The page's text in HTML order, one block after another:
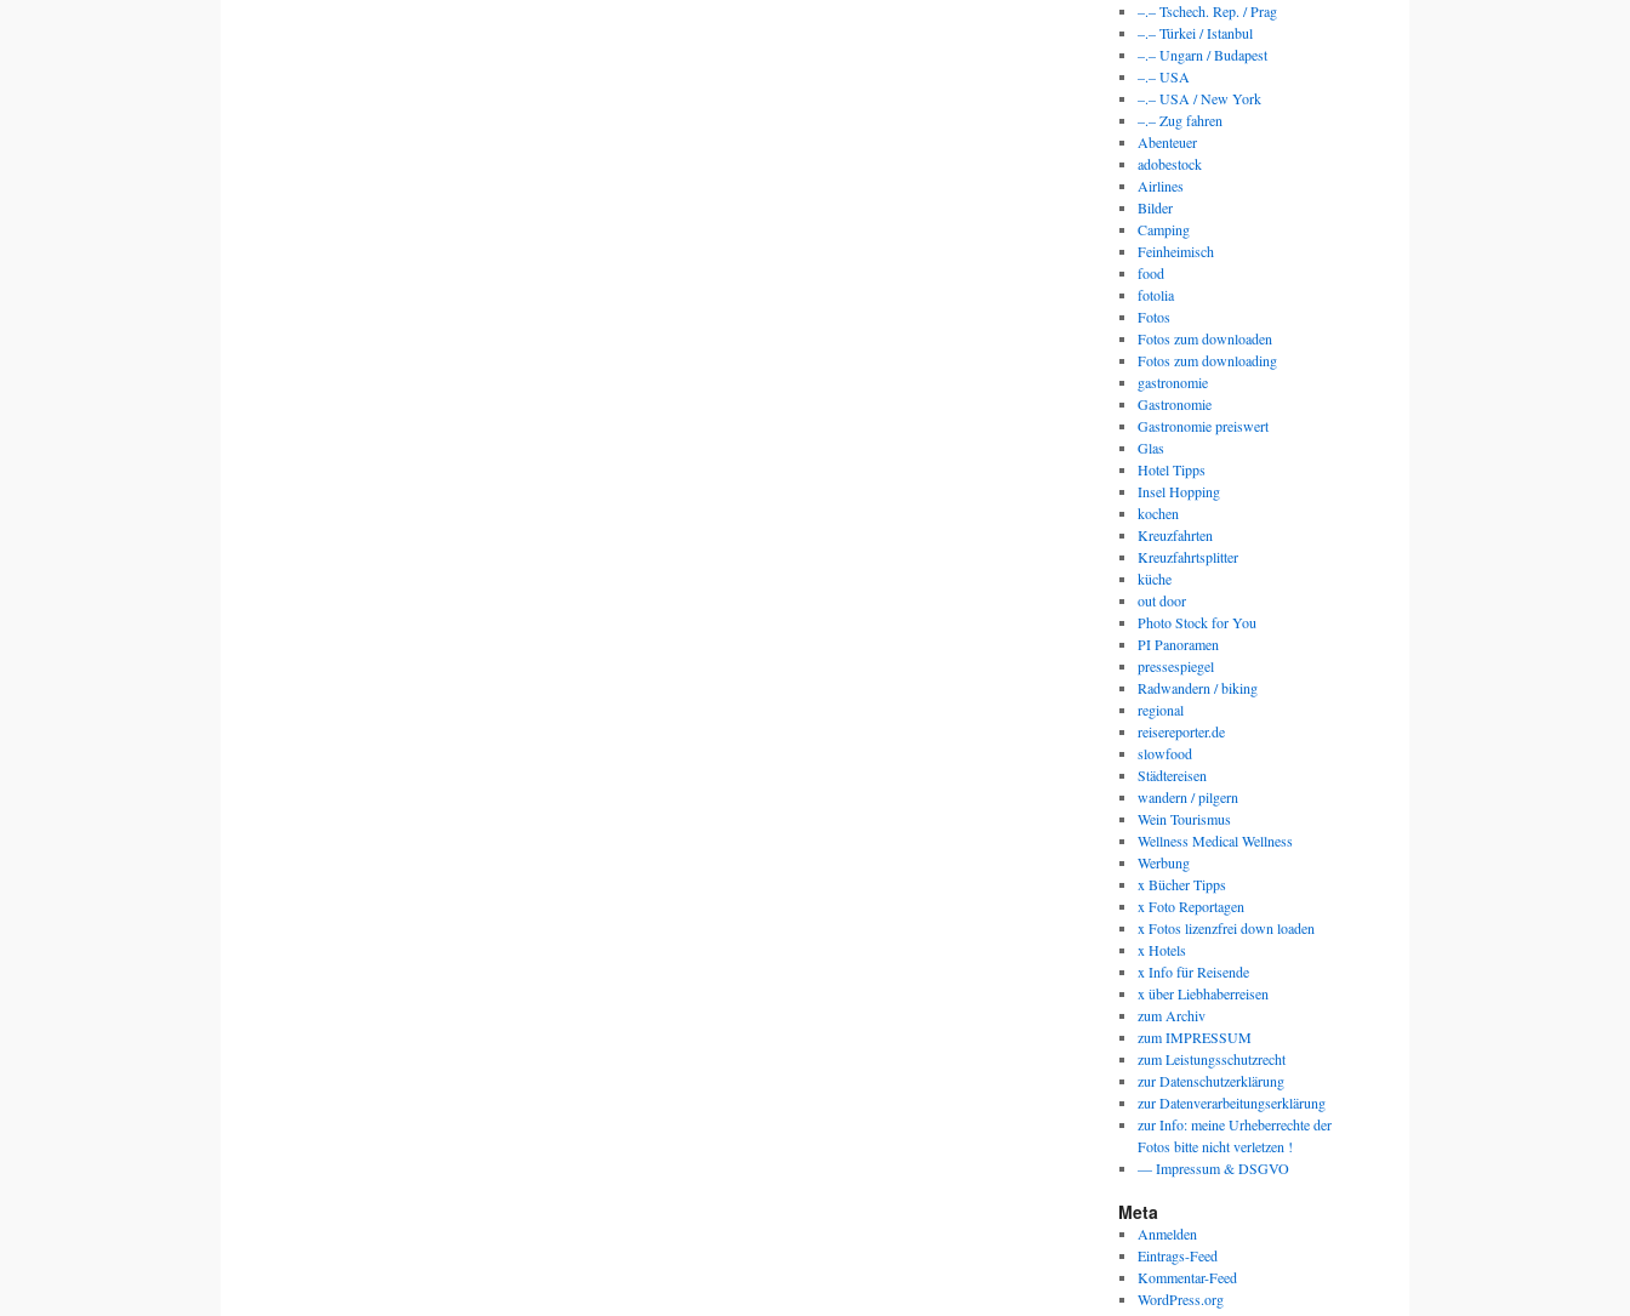
–.– Tschech. Rep. / Prag
–.– Türkei / Istanbul
–.– Ungarn / Budapest
–.– USA
–.– USA / New York
–.– Zug fahren
Abenteuer
adobestock
Airlines
Bilder
Camping
Feinheimisch
food
fotolia
Fotos
Fotos zum downloaden
Fotos zum downloading
gastronomie
Gastronomie
Gastronomie preiswert
Glas
Hotel Tipps
Insel Hopping
kochen
Kreuzfahrten
Kreuzfahrtsplitter
küche
out door
Photo Stock for You
PI Panoramen
pressespiegel
Radwandern / biking
regional
reisereporter.de
slowfood
Städtereisen
wandern / pilgern
Wein Tourismus
Wellness Medical Wellness
Werbung
x Bücher Tipps
x Foto Reportagen
x Fotos lizenzfrei down loaden
x Hotels
x Info für Reisende
x über Liebhaberreisen
zum Archiv
zum IMPRESSUM
zum Leistungsschutzrecht
zur Datenschutzerklärung
zur Datenverarbeitungserklärung
zur Info: meine Urheberrechte der
Fotos bitte nicht verletzen !
— Impressum & DSGVO
Meta
Anmelden
Eintrags-Feed
Kommentar-Feed
WordPress.org